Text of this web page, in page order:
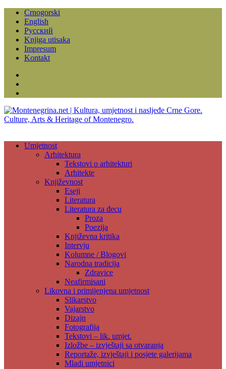
Crnogorski
English
Русский
Knjiga utisaka
Impresum
Kontakt
Umjetnost
Arhitektura
Tekstovi o arhitekturi
Arhitekte
Književnost
Eseji
Literatura
Literatura za đecu
Proza
Poezija
Književna kritika
Intervju
Kolumne / Blogovi
Narodna tradicija
Zdravice
Neafirmisani
Likovna i primijenjena umjetnost
Slikarstvo
Vajarstvo
Dizajn
Fotografija
Tekstovi – lik. umjet.
Izložbe – izvještaji sa otvaranja
Reportaže, izvještaji i posjete galerijama
Mladi umjetnici